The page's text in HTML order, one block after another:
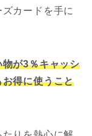
カードを手に
が3％キャッシ
得に使うこと